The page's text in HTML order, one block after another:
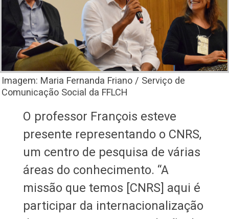
Imagem: Maria Fernanda Friano / Serviço de
Comunicação Social da FFLCH
O professor François esteve
presente representando o CNRS,
um centro de pesquisa de várias
áreas do conhecimento. “A
missão que temos [CNRS] aqui é
participar da internacionalização